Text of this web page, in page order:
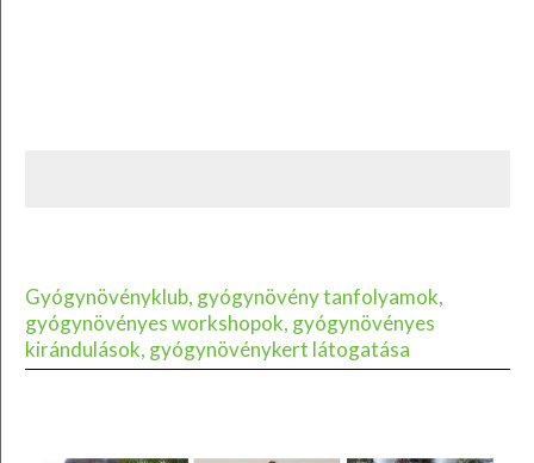
Gyógynövényklub, gyógynövény tanfolyamok,
gyógynövényes workshopok, gyógynövényes
kirándulások, gyógynövénykert látogatása